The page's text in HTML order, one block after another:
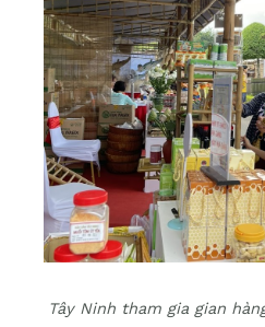
Tây Ninh tham gia gian